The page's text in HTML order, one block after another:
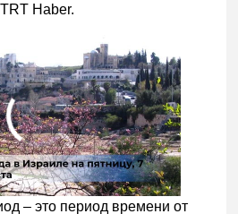
Haber.
– это период времени от